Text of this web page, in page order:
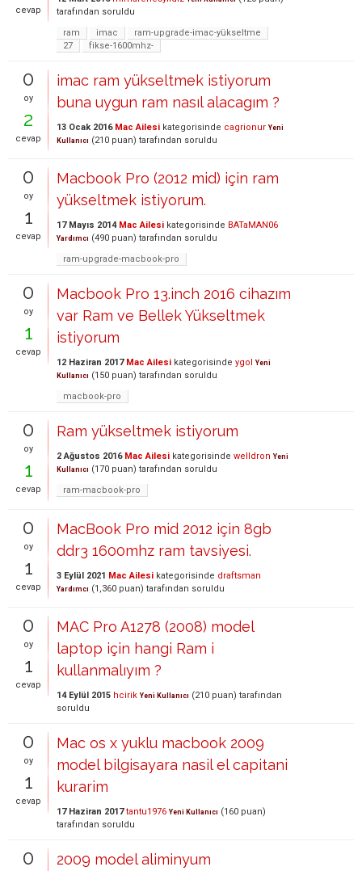
cevap
tarafından soruldu
ram
imac
ram-upgrade-imac-yükseltme
27
fikse-1600mhz-
0
oy
2
cevap
imac ram yükseltmek istiyorum
buna uygun ram nasıl alacagım ?
13 Ocak 2016 Mac Ailesi kategorisinde cagrionur Yeni
Kullanıcı (210 puan) tarafından soruldu
0
oy
1
cevap
Macbook Pro (2012 mid) için ram
yükseltmek istiyorum.
17 Mayıs 2014 Mac Ailesi kategorisinde BATaMAN06
Yardımcı (490 puan) tarafından soruldu
ram-upgrade-macbook-pro
0
oy
1
cevap
Macbook Pro 13.inch 2016 cihazım
var Ram ve Bellek Yükseltmek
istiyorum
12 Haziran 2017 Mac Ailesi kategorisinde ygol Yeni
Kullanıcı (150 puan) tarafından soruldu
macbook-pro
0
oy
1
cevap
Ram yükseltmek istiyorum
2 Ağustos 2016 Mac Ailesi kategorisinde welldron Yeni
Kullanıcı (170 puan) tarafından soruldu
ram-macbook-pro
0
oy
1
cevap
MacBook Pro mid 2012 için 8gb
ddr3 1600mhz ram tavsiyesi.
3 Eylül 2021 Mac Ailesi kategorisinde draftsman
Yardımcı (1,360 puan) tarafından soruldu
0
oy
1
cevap
MAC Pro A1278 (2008) model
laptop için hangi Ram i
kullanmalıyım ?
14 Eylül 2015 hcirik Yeni Kullanıcı (210 puan) tarafından
soruldu
0
oy
1
cevap
Mac os x yuklu macbook 2009
model bilgisayara nasil el capitani
kurarim
17 Haziran 2017 tantu1976 Yeni Kullanıcı (160 puan)
tarafından soruldu
0
2009 model aliminyum